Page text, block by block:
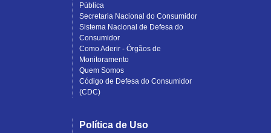
Pública
Secretaria Nacional do Consumidor
Sistema Nacional de Defesa do
Consumidor
Como Aderir - Órgãos de
Monitoramento
Quem Somos
Código de Defesa do Consumidor
(CDC)
Política de Uso